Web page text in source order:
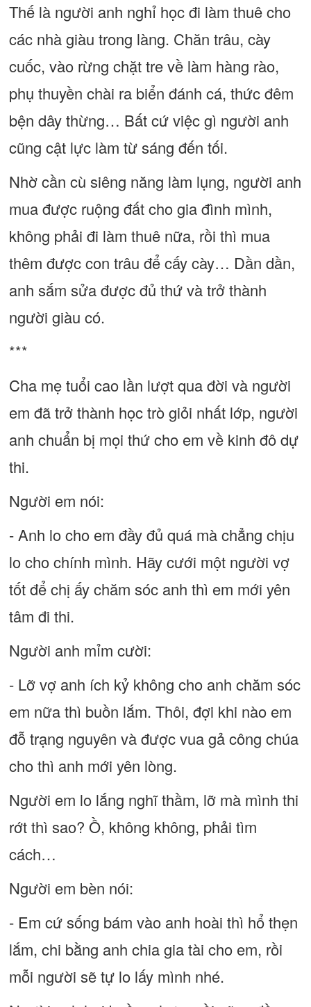
Thế là người anh nghỉ học đi làm thuê cho
các nhà giàu trong làng. Chăn trâu, cày
cuốc, vào rừng chặt tre về làm hàng rào,
phụ thuyền chài ra biển đánh cá, thức đêm
bện dây thừng… Bất cứ việc gì người anh
cũng cật lực làm từ sáng đến tối.
Nhờ cần cù siêng năng làm lụng, người anh
mua được ruộng đất cho gia đình mình,
không phải đi làm thuê nữa, rồi thì mua
thêm được con trâu để cấy cày… Dần dần,
anh sắm sửa được đủ thứ và trở thành
người giàu có.
***
Cha mẹ tuổi cao lần lượt qua đời và người
em đã trở thành học trò giỏi nhất lớp, người
anh chuẩn bị mọi thứ cho em về kinh đô dự
thi.
Người em nói:
- Anh lo cho em đầy đủ quá mà chẳng chịu
lo cho chính mình. Hãy cưới một người vợ
tốt để chị ấy chăm sóc anh thì em mới yên
tâm đi thi.
Người anh mỉm cười:
- Lỡ vợ anh ích kỷ không cho anh chăm sóc
em nữa thì buồn lắm. Thôi, đợi khi nào em
đỗ trạng nguyên và được vua gả công chúa
cho thì anh mới yên lòng.
Người em lo lắng nghĩ thầm, lỡ mà mình thi
rớt thì sao? Ồ, không không, phải tìm
cách…
Người em bèn nói:
- Em cứ sống bám vào anh hoài thì hổ thẹn
lắm, chi bằng anh chia gia tài cho em, rồi
mỗi người sẽ tự lo lấy mình nhé.